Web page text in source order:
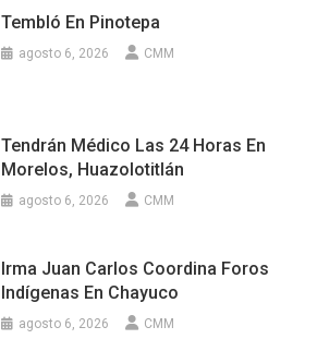
Tembló En Pinotepa
agosto 6, 2026 CMM
Tendrán Médico Las 24 Horas En
Morelos, Huazolotitlán
agosto 6, 2026 CMM
Irma Juan Carlos Coordina Foros
Indígenas En Chayuco
agosto 6, 2026 CMM